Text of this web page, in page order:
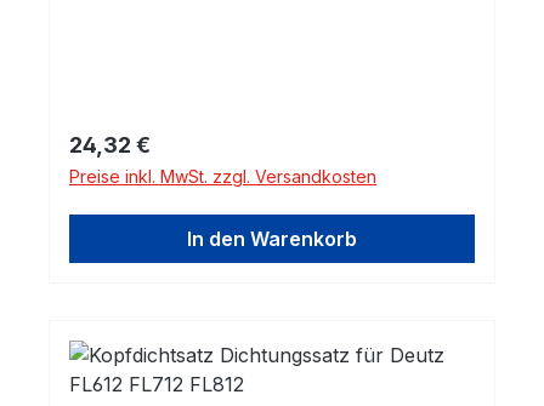
Regulärer Preis:
24,32 €
Preise inkl. MwSt. zzgl. Versandkosten
In den Warenkorb